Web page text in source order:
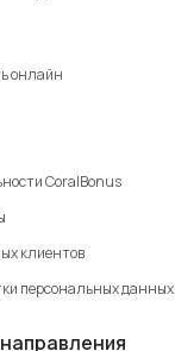
онлайн
CoralBonus
клиентов
персональных данных